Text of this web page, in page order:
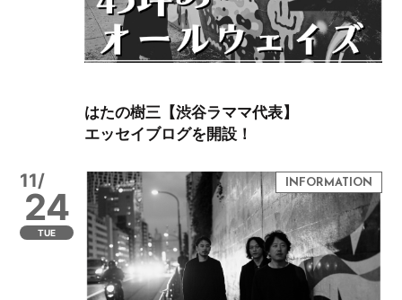
はたの樹三【渋谷ラママ代表】
エッセイブログを開設！
11/
24
TUE